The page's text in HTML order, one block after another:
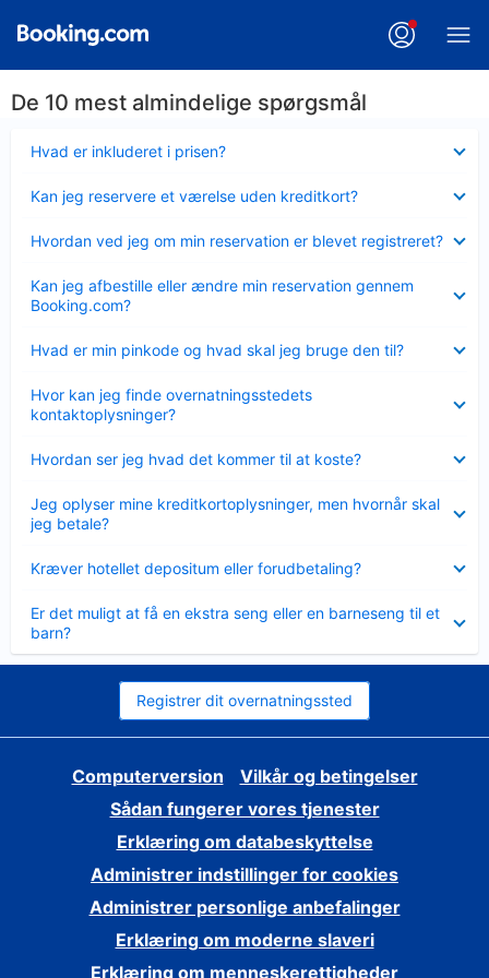
De 10 mest almindelige spørgsmål
Hvad er inkluderet i prisen?
Kan jeg reservere et værelse uden kreditkort?
Hvordan ved jeg om min reservation er blevet registreret?
Kan jeg afbestille eller ændre min reservation gennem
Booking.com?
Hvad er min pinkode og hvad skal jeg bruge den til?
Hvor kan jeg finde overnatningsstedets
kontaktoplysninger?
Hvordan ser jeg hvad det kommer til at koste?
Jeg oplyser mine kreditkortoplysninger, men hvornår skal
jeg betale?
Kræver hotellet depositum eller forudbetaling?
Er det muligt at få en ekstra seng eller en barneseng til et
barn?
Registrer dit overnatningssted
Computerversion
Vilkår og betingelser
Sådan fungerer vores tjenester
Erklæring om databeskyttelse
Administrer indstillinger for cookies
Administrer personlige anbefalinger
Erklæring om moderne slaveri
Erklæring om menneskerettigheder